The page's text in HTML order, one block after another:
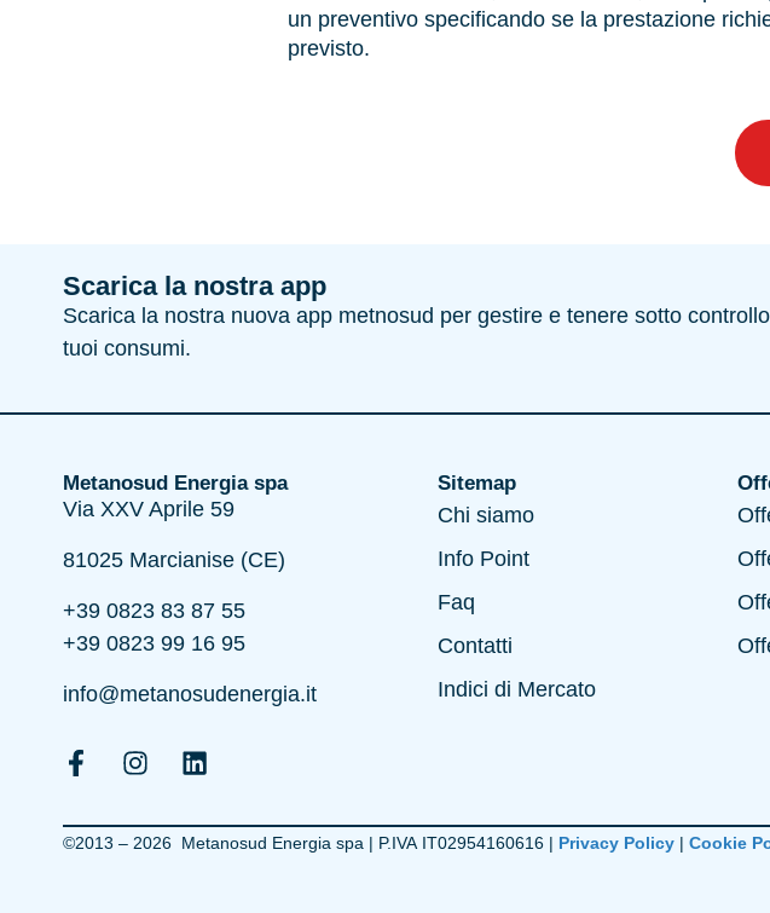
un preventivo specificando se la prestazione
previsto.
Scarica la nostra app
Scarica la nostra nuova app metnosud per gestire e tenere sotto
tuoi consumi.
Metanosud Energia spa
Via XXV Aprile 59
81025 Marcianise (CE)
+39 0823 83 87 55
+39 0823 99 16 95
info@metanosudenergia.it
Sitemap
Chi siamo
Info Point
Faq
Contatti
Indici di Mercato
©2013 – 2026 Metanosud Energia spa | P.IVA IT02954160616 | Privacy Policy | Cookie